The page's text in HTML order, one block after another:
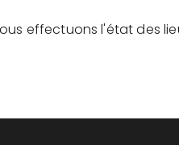
effectuons l'état des